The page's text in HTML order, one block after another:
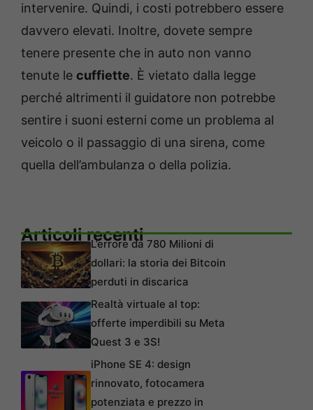
intervenire. Quindi, i costi potrebbero essere
davvero elevati. Inoltre, dovete sempre
tenere presente che in auto non vanno
tenute le cuffiette. È vietato dalla legge
perché altrimenti il guidatore non potrebbe
sentire i suoni esterni come un problema al
veicolo o il passaggio di una sirena, come
quella dell’ambulanza o della polizia.
Articoli recentiL’errore da 780 Milioni di
dollari: la storia dei Bitcoin
perduti in discarica
Realtà virtuale al top:
offerte imperdibili su Meta
Quest 3 e 3S!
iPhone SE 4: design
rinnovato, fotocamera
potenziata e prezzo in